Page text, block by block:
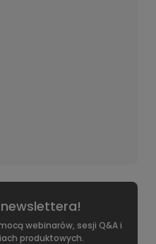
webinarów, sesji Q&A i
produktowych.